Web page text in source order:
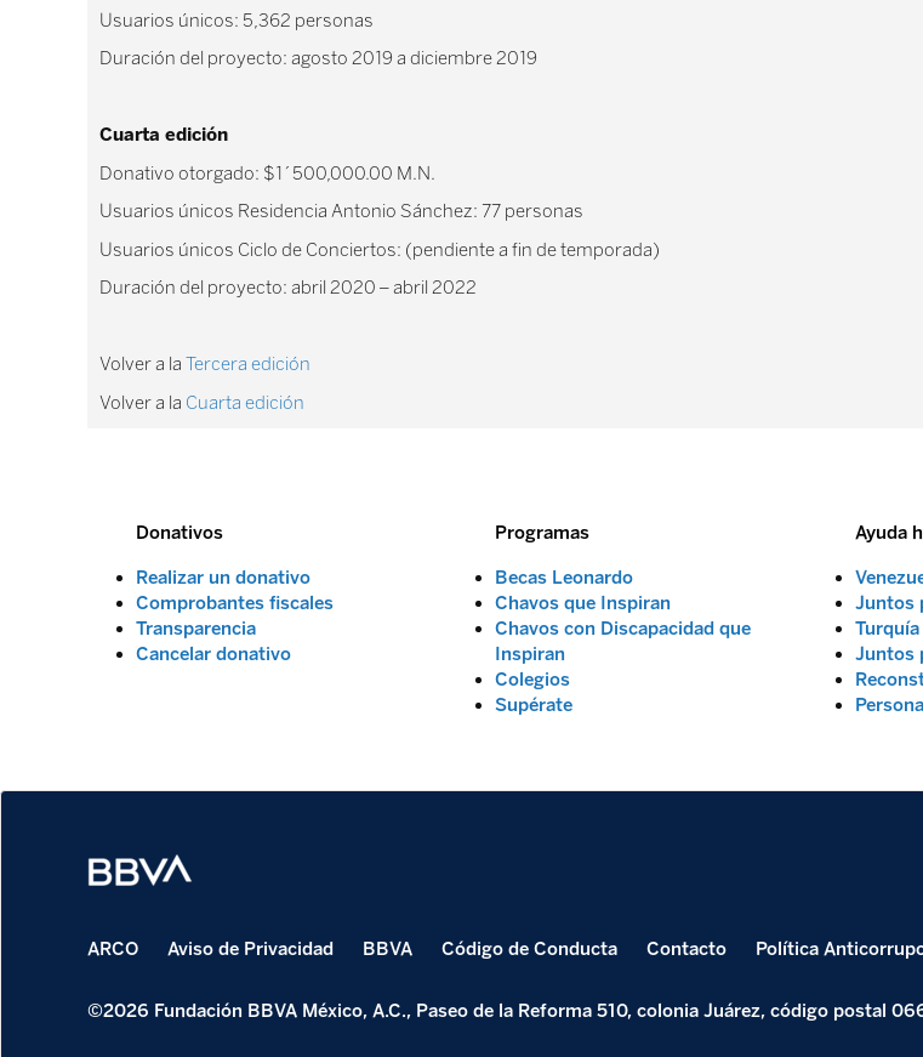
Usuarios únicos: 5,362 personas
Duración del proyecto: agosto 2019 a diciembre 2019
Cuarta edición
Donativo otorgado: $1´500,000.00 M.N.
Usuarios únicos Residencia Antonio Sánchez: 77 personas
Usuarios únicos Ciclo de Conciertos: (pendiente a fin de temporada)
Duración del proyecto: abril 2020 – abril 2022
Volver a la Tercera edición
Volver a la Cuarta edición
Donativos
Realizar un donativo
Comprobantes fiscales
Transparencia
Cancelar donativo
Programas
Becas Leonardo
Chavos que Inspiran
Chavos con Discapacidad que
Inspiran
Colegios
Supérate
Ayuda
Juntos
Juntos
ARCO Aviso de Privacidad BBVA Código de Conducta Contacto Política
©2026 Fundación BBVA México, A.C., Paseo de la Reforma 510, colonia Juárez, código postal